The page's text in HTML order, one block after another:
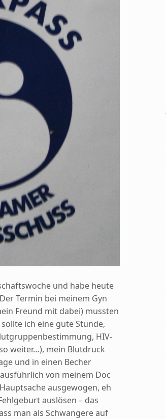
und habe heute
Termin bei meinem Gyn
Freund mit dabei) mussten
ich eine gute Stunde,
HIV-
weiter…), mein Blutdruck
und in einen Becher
von meinem Doc
ausgewogen, eh
auslösen – das
man als Schwangere auf